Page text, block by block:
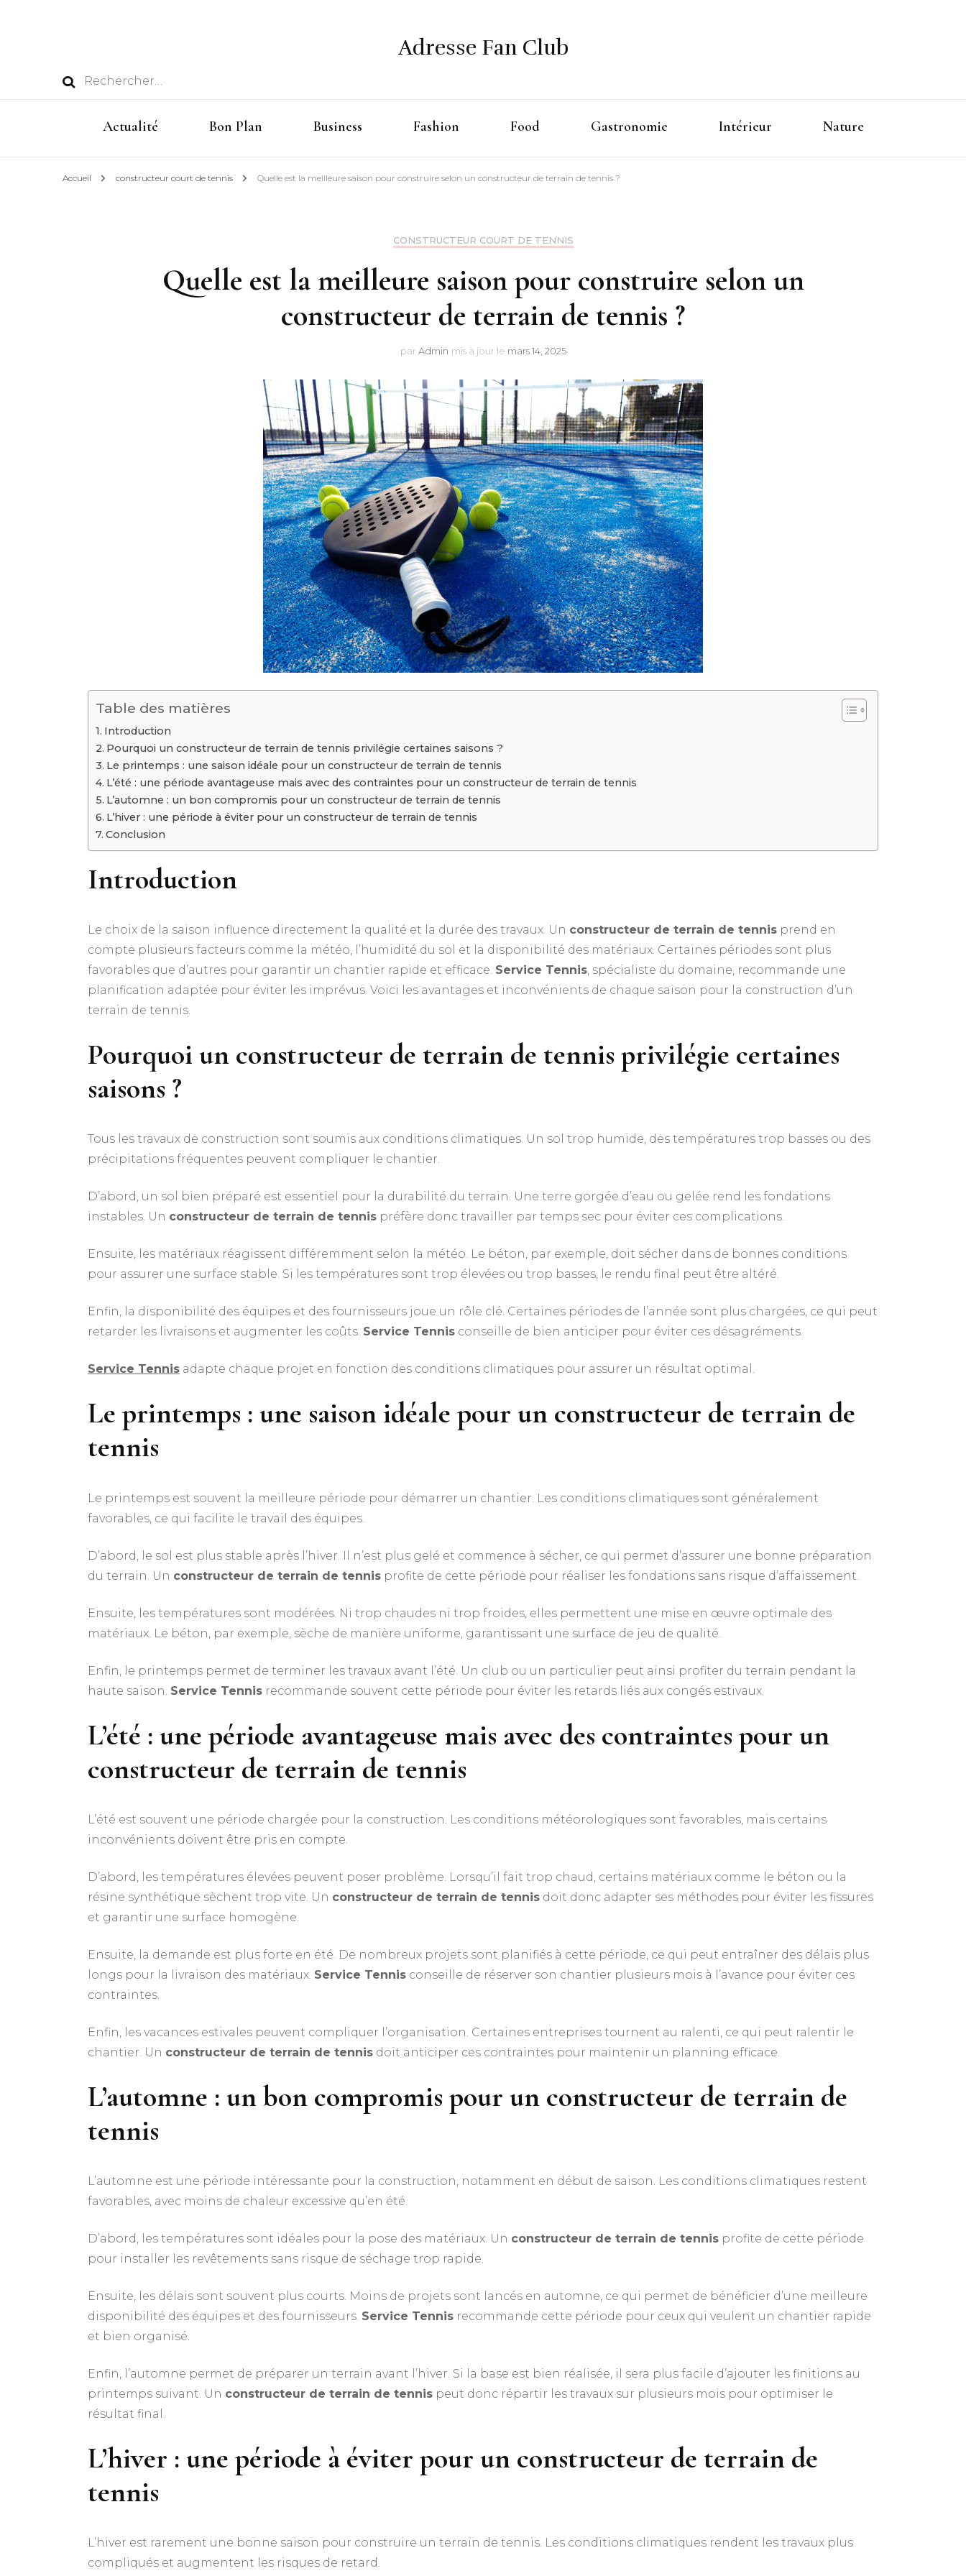
Rechercher :
Adresse Fan Club
Actualité Bon Plan Business Fashion Food Gastronomie Intérieur Nature
Accueil constructeur court de tennis Quelle est la meilleure saison pour construire selon un constructeur de terrain de tennis ?
CONSTRUCTEUR COURT DE TENNIS
Quelle est la meilleure saison pour construire selon un
constructeur de terrain de tennis ?
par Admin mis à jour le mars 14, 2025
Table des matières
Introduction
Pourquoi un constructeur de terrain de tennis privilégie certaines saisons ?
Le printemps : une saison idéale pour un constructeur de terrain de tennis
L’été : une période avantageuse mais avec des contraintes pour un constructeur de terrain de tennis
L’automne : un bon compromis pour un constructeur de terrain de tennis
L’hiver : une période à éviter pour un constructeur de terrain de tennis
Conclusion
Introduction
Le choix de la saison influence directement la qualité et la durée des travaux. Un constructeur de terrain de tennis prend en
compte plusieurs facteurs comme la météo, l’humidité du sol et la disponibilité des matériaux. Certaines périodes sont plus
favorables que d’autres pour garantir un chantier rapide et efficace. Service Tennis, spécialiste du domaine, recommande une
planification adaptée pour éviter les imprévus. Voici les avantages et inconvénients de chaque saison pour la construction d’un
terrain de tennis.
Pourquoi un constructeur de terrain de tennisprivilégie certaines
saisons ?
Tous les travaux de construction sont soumis aux conditions climatiques. Un sol trop humide, des températures trop basses ou des
précipitations fréquentes peuvent compliquer le chantier.
D’abord, un sol bien préparé est essentiel pour la durabilité du terrain. Une terre gorgée d’eau ou gelée rend les fondations
instables. Un constructeur de terrain de tennis préfère donc travailler par temps sec pour éviter ces complications.
Ensuite, les matériaux réagissent différemment selon la météo. Le béton, par exemple, doit sécher dans de bonnes conditions
pour assurer une surface stable. Si les températures sont trop élevées ou trop basses, le rendu final peut être altéré.
Enfin, la disponibilité des équipes et des fournisseurs joue un rôle clé. Certaines périodes de l’année sont plus chargées, ce qui peut
retarder les livraisons et augmenter les coûts. Service Tennis conseille de bien anticiper pour éviter ces désagréments.
Service Tennis adapte chaque projet en fonction des conditions climatiques pour assurer un résultat optimal.
Le printemps : une saison idéale pour un constructeur de terrain de
tennis
Le printemps est souvent la meilleure période pour démarrer un chantier. Les conditions climatiques sont généralement
favorables, ce qui facilite le travail des équipes.
D’abord, le sol est plus stable après l’hiver. Il n’est plus gelé et commence à sécher, ce qui permet d’assurer une bonne préparation
du terrain. Un constructeur de terrain de tennis profite de cette période pour réaliser les fondations sans risque d’affaissement.
Ensuite, les températures sont modérées. Ni trop chaudes ni trop froides, elles permettent une mise en œuvre optimale des
matériaux. Le béton, par exemple, sèche de manière uniforme, garantissant une surface de jeu de qualité.
Enfin, le printemps permet de terminer les travaux avant l’été. Un club ou un particulier peut ainsi profiter du terrain pendant la
haute saison. Service Tennis recommande souvent cette période pour éviter les retards liés aux congés estivaux.
L’été : une période avantageuse mais avec des contraintes pour un
constructeur de terrain de tennis
L’été est souvent une période chargée pour la construction. Les conditions météorologiques sont favorables, mais certains
inconvénients doivent être pris en compte.
D’abord, les températures élevées peuvent poser problème. Lorsqu’il fait trop chaud, certains matériaux comme le béton ou la
résine synthétique sèchent trop vite. Un constructeur de terrain de tennis doit donc adapter ses méthodes pour éviter les fissures
et garantir une surface homogène.
Ensuite, la demande est plus forte en été. De nombreux projets sont planifiés à cette période, ce qui peut entraîner des délais plus
longs pour la livraison des matériaux. Service Tennis conseille de réserver son chantier plusieurs mois à l’avance pour éviter ces
contraintes.
Enfin, les vacances estivales peuvent compliquer l’organisation. Certaines entreprises tournent au ralenti, ce qui peut ralentir le
chantier. Un constructeur de terrain de tennis doit anticiper ces contraintes pour maintenir un planning efficace.
L’automne : un bon compromis pour un constructeur de terrain de
tennis
L’automne est une période intéressante pour la construction, notamment en début de saison. Les conditions climatiques restent
favorables, avec moins de chaleur excessive qu’en été.
D’abord, les températures sont idéales pour la pose des matériaux. Un constructeur de terrain de tennis profite de cette période
pour installer les revêtements sans risque de séchage trop rapide.
Ensuite, les délais sont souvent plus courts. Moins de projets sont lancés en automne, ce qui permet de bénéficier d’une meilleure
disponibilité des équipes et des fournisseurs. Service Tennis recommande cette période pour ceux qui veulent un chantier rapide
et bien organisé.
Enfin, l’automne permet de préparer un terrain avant l’hiver. Si la base est bien réalisée, il sera plus facile d’ajouter les finitions au
printemps suivant. Un constructeur de terrain de tennis peut donc répartir les travaux sur plusieurs mois pour optimiser le
résultat final.
L’hiver : une période à éviter pour un constructeur de terrain de
tennis
L’hiver est rarement une bonne saison pour construire un terrain de tennis. Les conditions climatiques rendent les travaux plus
compliqués et augmentent les risques de retard.